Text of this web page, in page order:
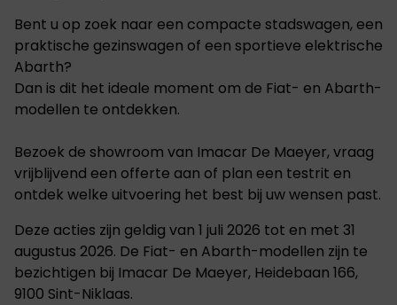
Bent u op zoek naar een compacte stadswagen, een
praktische gezinswagen of een sportieve elektrische
Abarth?
Dan is dit het ideale moment om de Fiat- en Abarth-
modellen te ontdekken.
Bezoek de showroom van Imacar De Maeyer, vraag
vrijblijvend een offerte aan of plan een testrit en
ontdek welke uitvoering het best bij uw wensen past.
Deze acties zijn geldig van 1 juli 2026 tot en met 31
augustus 2026. De Fiat- en Abarth-modellen zijn te
bezichtigen bij Imacar De Maeyer, Heidebaan 166,
9100 Sint-Niklaas.